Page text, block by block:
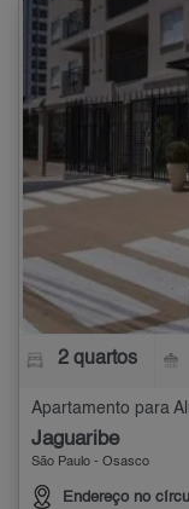
2 quartos
Apartamento para
Jaguaribe
São Paulo - Osasco
Endereço no